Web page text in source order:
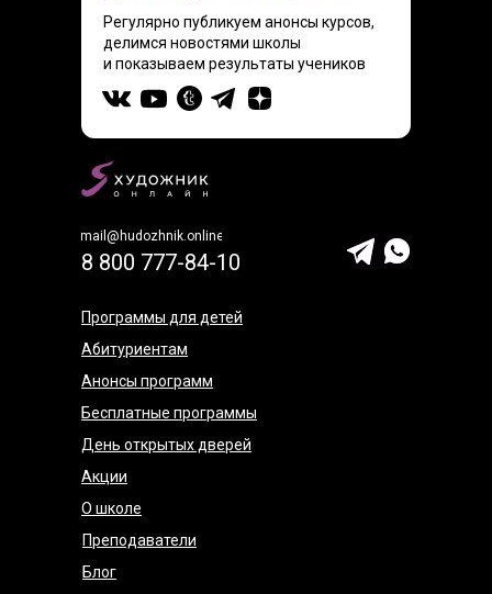
mail@hudozhnik.online
Регулярно публикуем анонсы курсов,
делимся новостями школы
и показываем результаты учеников
8 800 777-84-10
Программы для детей
Абитуриентам
Анонсы программ
Бесплатные программы
День открытых дверей
Акции
О школе
Преподаватели
Блог